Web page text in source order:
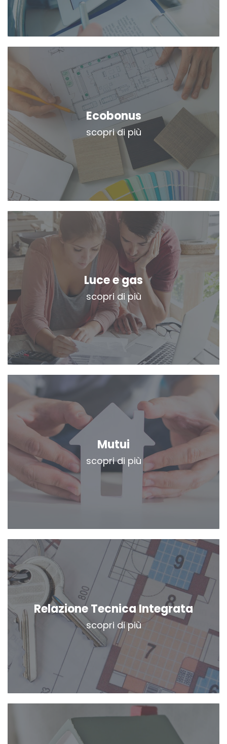
Ecobonus
scopri di più
Luce e gas
scopri di più
Mutui
scopri di più
Relazione Tecnica Integrata
scopri di più